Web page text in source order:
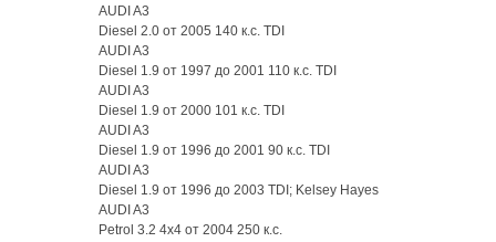
AUDI A3
Diesel 2.0 от 2005 140 к.с. TDI
AUDI A3
Diesel 1.9 от 1997 до 2001 110 к.с. TDI
AUDI A3
Diesel 1.9 от 2000 101 к.с. TDI
AUDI A3
Diesel 1.9 от 1996 до 2001 90 к.с. TDI
AUDI A3
Diesel 1.9 от 1996 до 2003 TDI; Kelsey Hayes
AUDI A3
Petrol 3.2 4x4 от 2004 250 к.с.